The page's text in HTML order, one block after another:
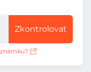
Zkontrolovat